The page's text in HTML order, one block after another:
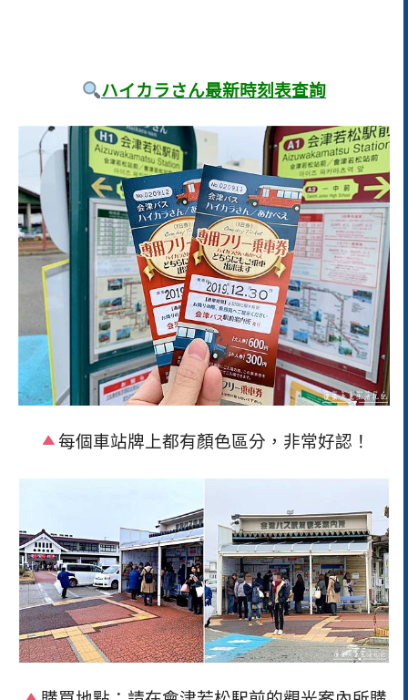
ハイカラさん最新時刻表查詢
每個車站牌上都有顏色區分，非常好認！